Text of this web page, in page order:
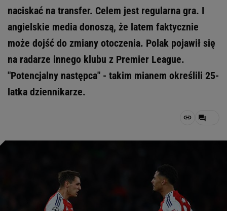
naciskać na transfer. Celem jest regularna gra. I
angielskie media donoszą, że latem faktycznie
może dojść do zmiany otoczenia. Polak pojawił się
na radarze innego klubu z Premier League.
"Potencjalny następca" - takim mianem określili 25-
latka dziennikarze.